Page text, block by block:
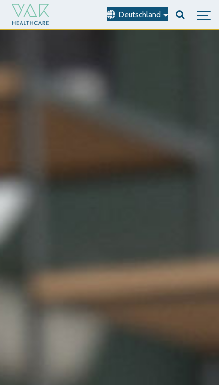
Deutschland